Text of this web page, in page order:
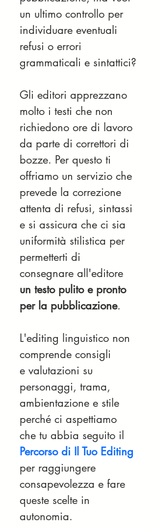
un ultimo controllo per
individuare eventuali
refusi o errori
grammaticali e sintattici?
Gli editori apprezzano
molto i testi che non
richiedono ore di lavoro
da parte di correttori di
bozze. Per questo ti
offriamo un servizio che
prevede la correzione
attenta di refusi, sintassi
e si assicura che ci sia
uniformità stilistica per
permetterti di
consegnare all'editore
un testo pulito e pronto
per la pubblicazione.
L'editing linguistico non
comprende consigli
e valutazioni su
personaggi, trama,
ambientazione e stile
perché ci aspettiamo
che tu abbia seguito il
Percorso di Il Tuo Editing
per raggiungere
consapevolezza e fare
queste scelte in
autonomia.